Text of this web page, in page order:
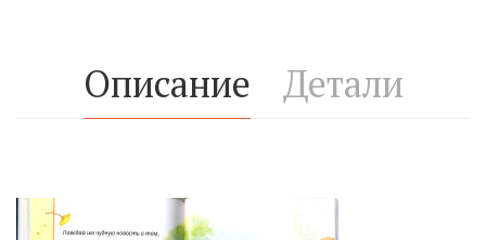
Описание Детали